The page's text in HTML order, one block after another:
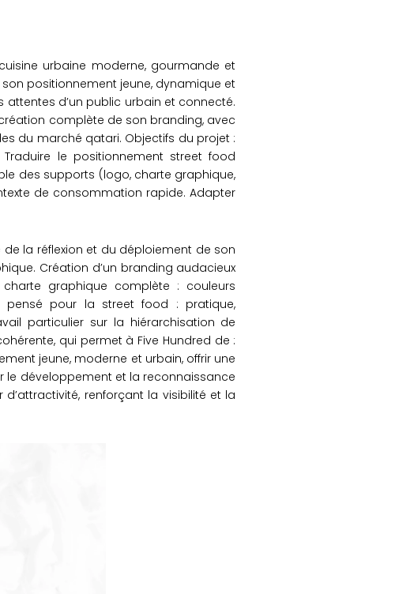
urbaine moderne, gourmande et
positionnement jeune, dynamique et
d’un public urbain et connecté.
complète de son branding, avec
du marché qatari. Objectifs du projet :
le positionnement street food
des supports (logo, charte graphique,
de consommation rapide. Adapter
la réflexion et du déploiement de son
Création d’un branding audacieux
graphique complète : couleurs
pensé pour la street food : pratique,
particulier sur la hiérarchisation de
qui permet à Five Hundred de :
jeune, moderne et urbain, offrir une
le développement et la reconnaissance
renforçant la visibilité et la